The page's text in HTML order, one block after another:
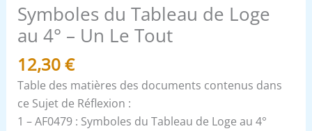
Symboles du Tableau de Loge
au 4° – Un Le Tout
12,30€
Table des matières des documents contenus dans
ce Sujet de Réflexion :
1 – AF0479 : Symboles du Tableau de Loge au 4°